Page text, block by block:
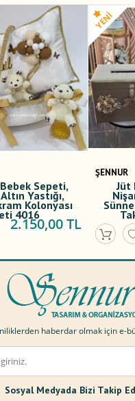
İsimli,
Düğün,
İçin Altın
Yastığı 4023
850,00 TL
ŞENNUR
haberdar olmak için e-
Sosyal Medyada Bizi Takip